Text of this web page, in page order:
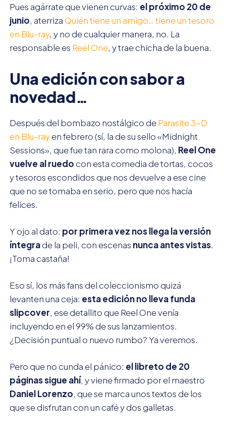
Pues agárrate que vienen curvas: el próximo 20 de
junio, aterrizaQuién tiene un amigo… tiene un tesoro
en Blu-ray, y no de cualquier manera, no. La
responsable es Reel One, y trae chicha de la buena.
Una edición con sabor a
novedad…
Después del bombazo nostálgico deParasite 3-D
en Blu-rayen febrero (sí, la de su sello «Midnight
Sessions», que fue tan rara como molona), Reel One
vuelve al ruedocon esta comedia de tortas, cocos
y tesoros escondidos que nos devuelve a ese cine
que no se tomaba en serio, pero que nos hacía
felices.
Y ojo al dato: por primera vez nos llega la versión
íntegrade la peli, con escenas nunca antes vistas.
¡Toma castaña!
Eso sí, los más fans del coleccionismo quizá
levanten una ceja: esta edición no lleva funda
slipcover, ese detallito que Reel One venía
incluyendo en el 99% de sus lanzamientos.
¿Decisión puntual o nuevo rumbo? Ya veremos.
Pero que no cunda el pánico: el libreto de 20
páginas sigue ahí, y viene firmado por el maestro
Daniel Lorenzo, que se marca unos textos de los
que se disfrutan con un café y dos galletas.